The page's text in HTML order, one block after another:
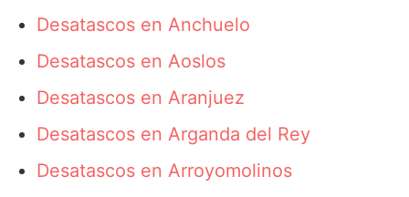
Desatascos en Anchuelo
Desatascos en Aoslos
Desatascos en Aranjuez
Desatascos en Arganda del Rey
Desatascos en Arroyomolinos